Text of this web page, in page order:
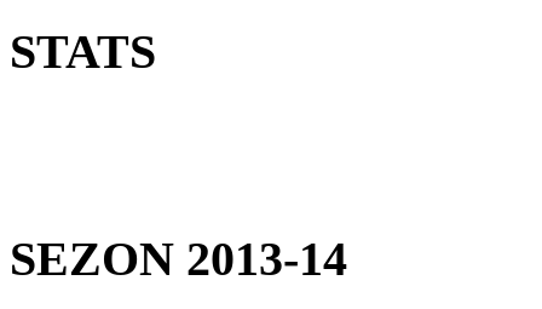
STATS
SEZON 2013-14